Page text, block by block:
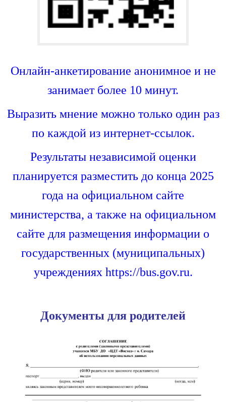
Онлайн-анкетирование анонимное и не
занимает более 10 минут.
Выразить мнение можно только один раз
по каждой из интернет-ссылок.
Результаты независимой оценки
планируется разместить до конца 2025
года на официальном сайте
министерства, а также на официальном
сайте для размещения информации о
государственных (муниципальных)
учреждениях https://bus.gov.ru.
Документы для родителей